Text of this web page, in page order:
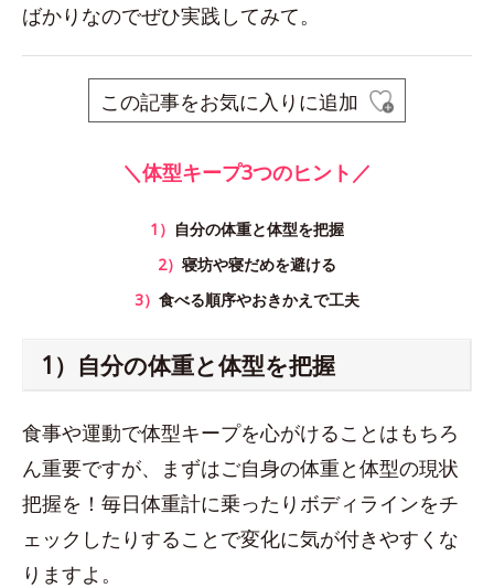
ばかりなのでぜひ実践してみて。
この記事をお気に入りに追加
＼体型キープ3つのヒント／
1） 自分の体重と体型を把握
2） 寝坊や寝だめを避ける
3） 食べる順序やおきかえで工夫
1）自分の体重と体型を把握
食事や運動で体型キープを心がけることはもちろ
ん重要ですが、まずはご自身の体重と体型の現状
把握を！毎日体重計に乗ったりボディラインをチ
ェックしたりすることで変化に気が付きやすくな
りますよ。